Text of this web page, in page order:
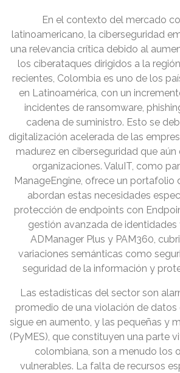
En el contexto del mercado
latinoamericano, la ciberseguridad
una relevancia crítica debido al
los ciberataques dirigidos a la
recientes, Colombia es uno de los
en Latinoamérica, con un
incidentes de ransomware,
cadena de suministro. Esto se
digitalización acelerada de las
madurez en ciberseguridad que aún
organizaciones. ValuIT, como
ManageEngine, ofrece un portafolio
abordan estas necesidades
protección de endpoints con
gestión avanzada de
ADManager Plus y PAM360,
variaciones semánticas como
seguridad de la información y
Las estadísticas del sector son
promedio de una violación de
sigue en aumento, y las pequeñas y
(PyMES), que constituyen una parte
colombiana, son a menudo los
vulnerables. La falta de recursos